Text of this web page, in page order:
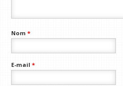
Nom*
E-mail*